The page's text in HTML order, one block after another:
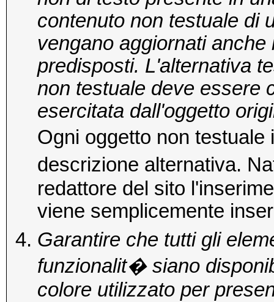
contenuto non testuale di
vengano aggiornati
predisposti. L'alternativa
non testuale deve essere
esercitata dall'oggetto
Ogni oggetto non
descrizione alternativa.
redattore del sito
viene semplicemente
Garantire che tutti gli
funzionalit� siano
colore utilizzato per